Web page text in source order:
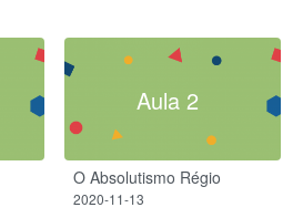
Aula 2
O Absolutismo Régio​
2020-11-13